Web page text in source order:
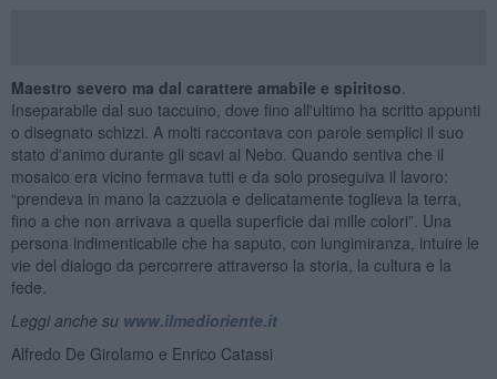
Maestro severo ma dal carattere amabile e spiritoso
Inseparabile dal suo taccuino, dove fino all'ultimo ha scritto appunti
o disegnato schizzi. A molti raccontava con parole semplici il suo
stato d'animo durante gli scavi al Nebo. Quando sentiva che il
mosaico era vicino fermava tutti e da solo proseguiva il lavoro:
“prendeva in mano la cazzuola e delicatamente toglieva la terra,
fino a che non arrivava a quella superficie dai mille colori”. Una
persona indimenticabile che ha saputo, con lungimiranza, intuire le
vie del dialogo da percorrere attraverso la storia, la cultura e la
fede.
Leggi anche su www.ilmedioriente.it
Alfredo De Girolamo e Enrico Catassi